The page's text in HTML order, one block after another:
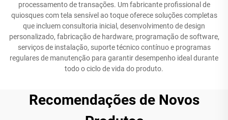
processamento de transações. Um fabricante profissional de
quiosques com tela sensível ao toque oferece soluções completas
que incluem consultoria inicial, desenvolvimento de design
personalizado, fabricação de hardware, programação de software,
serviços de instalação, suporte técnico contínuo e programas
regulares de manutenção para garantir desempenho ideal durante
todo o ciclo de vida do produto.
Recomendações de Novos